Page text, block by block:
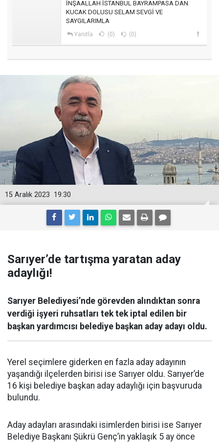
İNŞAALLAH İSTANBUL BAYRAMPASA DAN
KUCAK DOLUSU SELAM SEVGİ VE
SAYGILARIMLA
Yanıtla (0) (0)
19:30
15 Aralık 2023
Sarıyer’de tartışma yaratan aday
adaylığı!
Sarıyer Belediyesi’nde görevden alındıktan sonra
verdiği işyeri ruhsatları tek tek iptal edilen bir
başkan yardımcısı belediye başkan aday adayı oldu.
Yerel seçimlere giderken en fazla aday adayının
yaşandığı ilçelerden birisi ise Sarıyer oldu. Sarıyer’de
16 kişi belediye başkan aday adaylığı için başvuruda
bulundu.
Aday adayları arasındaki isimlerden birisi ise Sarıyer
Belediye Başkanı Şükrü Genç’in yaklaşık 5 ay önce